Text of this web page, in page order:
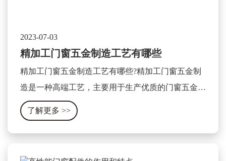
2023-07-03
精加工门窗五金制造工艺有哪些
精加工门窗五金制造工艺有哪些?精加工门窗五金制
造是一种高端工艺，主要用于生产优质的门窗五金产
品。这种工艺主要包含以下几个方面：
了解更多 >>